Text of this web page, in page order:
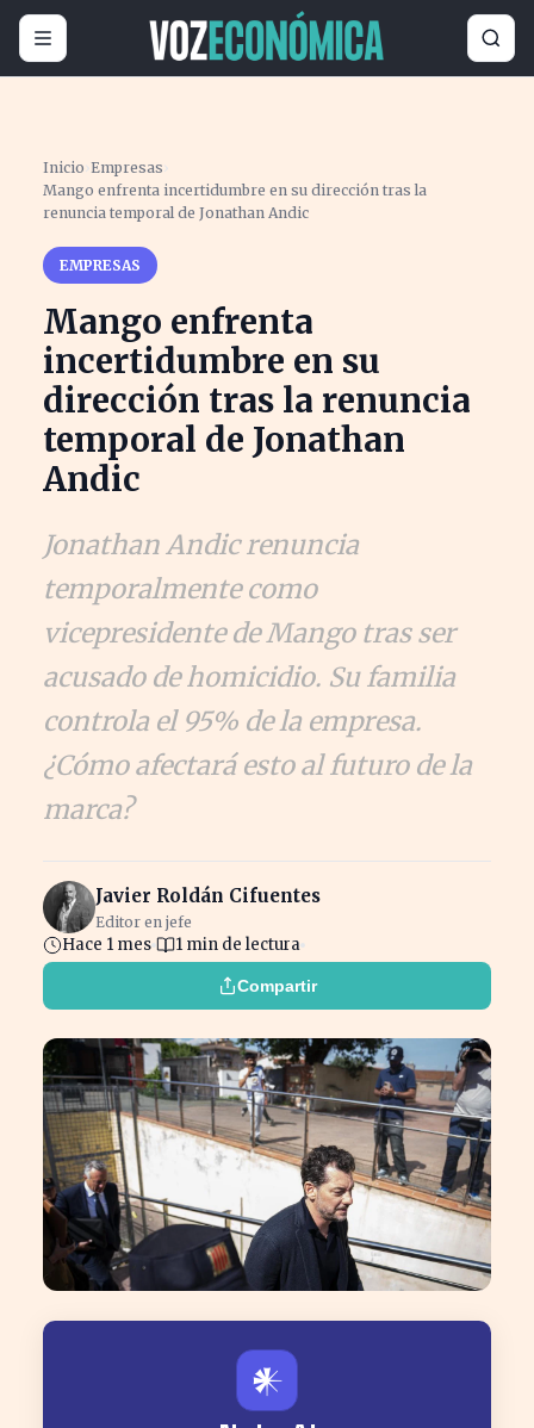
Inicio ›Empresas ›
Mango enfrenta incertidumbre en su dirección tras la
renuncia temporal de Jonathan Andic
EMPRESAS
Mango enfrenta
incertidumbre en su
dirección tras la renuncia
temporal de Jonathan
Andic
Jonathan Andic renuncia
temporalmente como
vicepresidente de Mango tras ser
acusado de homicidio. Su familia
controla el 95% de la empresa.
¿Cómo afectará esto al futuro de la
marca?
Javier Roldán Cifuentes
Editor en jefe
Hace 1 mes 1 min de lectura
Compartir
𒀭